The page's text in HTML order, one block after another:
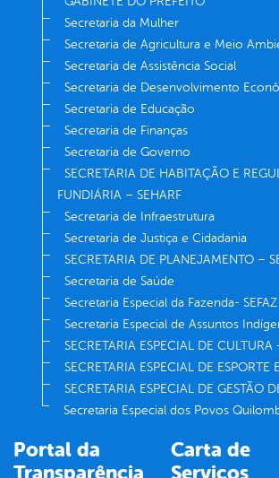
Secretaria da Mulher
Secretaria de Agricultura e Meio
Secretaria de Assistência Social
Secretaria de Desenvolvimento
Secretaria de Educação
Secretaria de Finanças
Secretaria de Governo
SECRETARIA DE HABITAÇÃO E
FUNDIÁRIA – SEHARF
Secretaria de Infraestrutura
Secretaria de Justiça e Cidadania
SECRETARIA DE PLANEJAMENTO –
Secretaria de Saúde
Secretaria Especial da Fazenda- SEFAZ
Secretaria Especial de Assuntos
SECRETARIA ESPECIAL DE CULTURA
SECRETARIA ESPECIAL DE ESPORTE
SECRETARIA ESPECIAL DE GESTÃO
Secretaria Especial dos Povos
Portal da
Transparência
Carta de
Serviços